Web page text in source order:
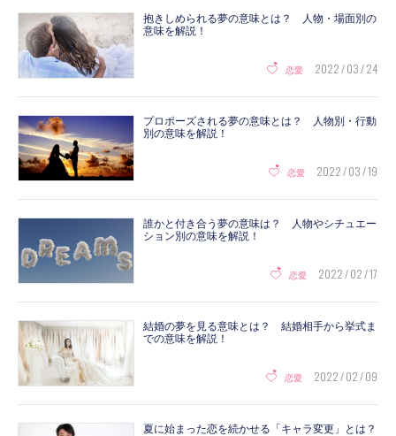
抱きしめられる夢の意味とは？ 人物・場面別の
意味を解説！
恋愛 2022 / 03 / 24
プロポーズされる夢の意味とは？ 人物別・行動
別の意味を解説！
恋愛 2022 / 03 / 19
誰かと付き合う夢の意味は？ 人物やシチュエー
ション別の意味を解説！
恋愛 2022 / 02 / 17
結婚の夢を見る意味とは？ 結婚相手から挙式ま
での意味を解説！
恋愛 2022 / 02 / 09
夏に始まった恋を続かせる「キャラ変更」とは？